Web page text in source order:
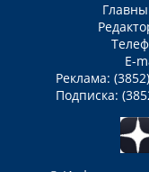
E-
Реклама:
Подписка: